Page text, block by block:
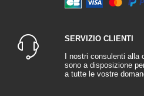
SERVIZIO CLIENTI
I nostri consulenti alla
sono a disposizione
a tutte le vostre